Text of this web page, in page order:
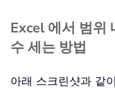
Excel 에서 범위
수 세는 방법
아래 스크린샷과 같